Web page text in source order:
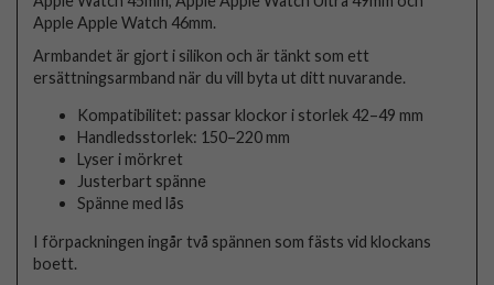
Apple Apple Watch 46mm.
Armbandet är gjort i silikon och är tänkt som ett
ersättningsarmband när du vill byta ut ditt nuvarande.
Kompatibilitet: passar klockor i storlek 42–49 mm
Handledsstorlek: 150–220 mm
Lyser i mörkret
Justerbart spänne
Spänne med lås
I förpackningen ingår två spännen som fästs vid klockans
boett.